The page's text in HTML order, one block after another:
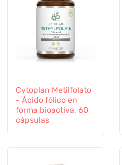
Cytoplan Metilfolato
- Ácido fólico en
forma bioactiva, 60
cápsulas